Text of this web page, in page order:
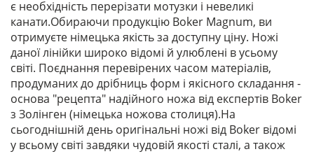
є необхідність перерізати мотузки і невеликі
канати.Обираючи продукцію Boker Magnum, ви
отримуєте німецька якість за доступну ціну. Ножі
даної лінійки широко відомі й улюблені в усьому
світі. Поєднання перевірених часом матеріалів,
продуманих до дрібниць форм і якісного складання -
основа "рецепта" надійного ножа від експертів Boker
з Золінген (німецька ножова столиця).На
сьогоднішній день оригінальні ножі від Boker відомі
у всьому світі завдяки чудовій якості сталі, а також